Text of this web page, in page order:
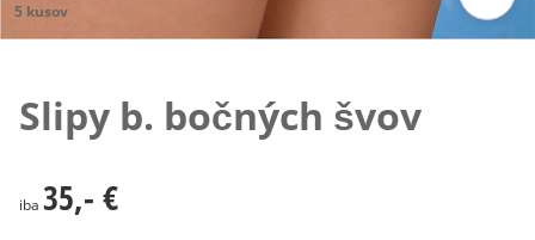
5 kusov
Slipy b. bočných švov
35,- €
iba 35,- €